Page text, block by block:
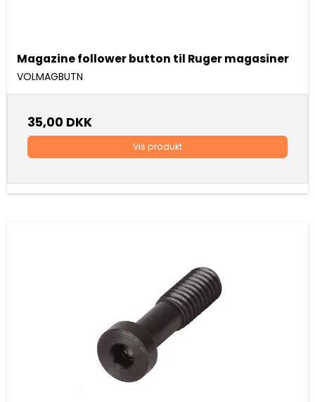
Magazine follower button til Ruger magasiner
VOLMAGBUTN
35,00 DKK
Vis produkt